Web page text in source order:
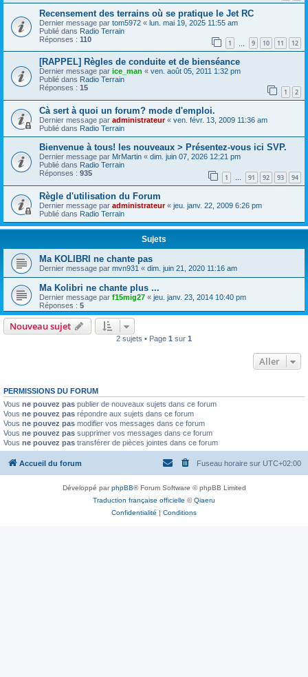
Recensement des terrains où se pratique le Jet RC
Dernier message par tom5972 « lun. mai 19, 2025 11:55 am
Publié dans Radio Terrain
Réponses : 110 1 9 10 11 12
[RAPPEL] Règles de conduite et de bienséance
Dernier message par ice_man « ven. août 05, 2011 1:32 pm
Publié dans Radio Terrain
Réponses : 15 1 2
Cà sert à quoi un forum? mode d'emploi.
Dernier message par administrateur« ven. févr. 13, 2009 11:36 am
Publié dans Radio Terrain
Bienvenue à tous! les nouveaux > Présentez-vous ici SVP.
Dernier message par MrMartin « dim. juin 07, 2026 12:21 pm
Publié dans Radio Terrain
Réponses : 935 1 … 91 92 93 94
Règle d'utilisation du Forum
Dernier message par administrateur« jeu. janv. 22, 2009 6:26 pm
Publié dans Radio Terrain
Sujets
Ma KOLIBRI ne chante pas
Dernier message par mvn931 « dim. juin 21, 2020 11:16 am
Ma Kolibri ne chante plus ...
Dernier message par f15mig27 « jeu. janv. 23, 2014 10:40 pm
Réponses : 5
Nouveau sujet
2 sujets • Page 1 sur 1
Aller
PERMISSIONS DU FORUM
Vous ne pouvez pas publier de nouveaux sujets dans ce forum
Vous ne pouvez pas répondre aux sujets dans ce forum
Vous ne pouvez pas modifier vos messages dans ce forum
Vous ne pouvez pas supprimer vos messages dans ce forum
Vous ne pouvez pas transférer de pièces jointes dans ce forum
Accueil du forum Fuseau horaire sur UTC+02:00
Développé parphpBB® Forum Software © phpBB Limited
Traduction française officielle ©Qiaeru
Confidentialité | Conditions